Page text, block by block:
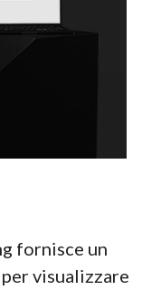
fornisce un
visualizzare